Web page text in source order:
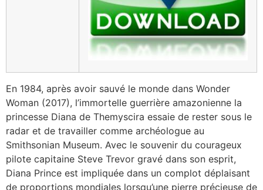
En 1984, après avoir sauvé le monde dans Wonder
Woman (2017), l’immortelle guerrière amazonienne la
princesse Diana de Themyscira essaie de rester sous le
radar et de travailler comme archéologue au
Smithsonian Museum. Avec le souvenir du courageux
pilote capitaine Steve Trevor gravé dans son esprit,
Diana Prince est impliquée dans un complot déplaisant
de proportions mondiales lorsqu’une pierre précieuse de